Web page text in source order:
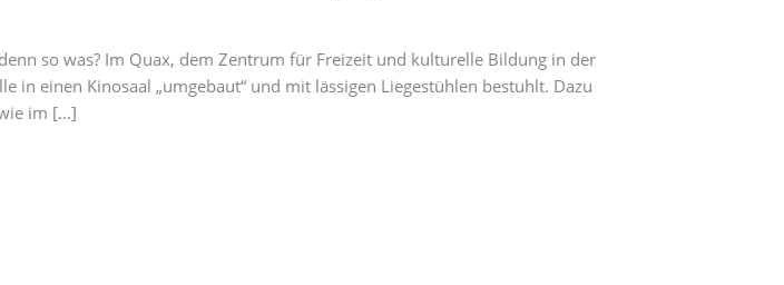
so was? Im Quax, dem Zentrum für Freizeit und kulturelle Bildung in der
in einen Kinosaal „umgebaut“ und mit lässigen Liegestühlen bestuhlt. Dazu
im […]